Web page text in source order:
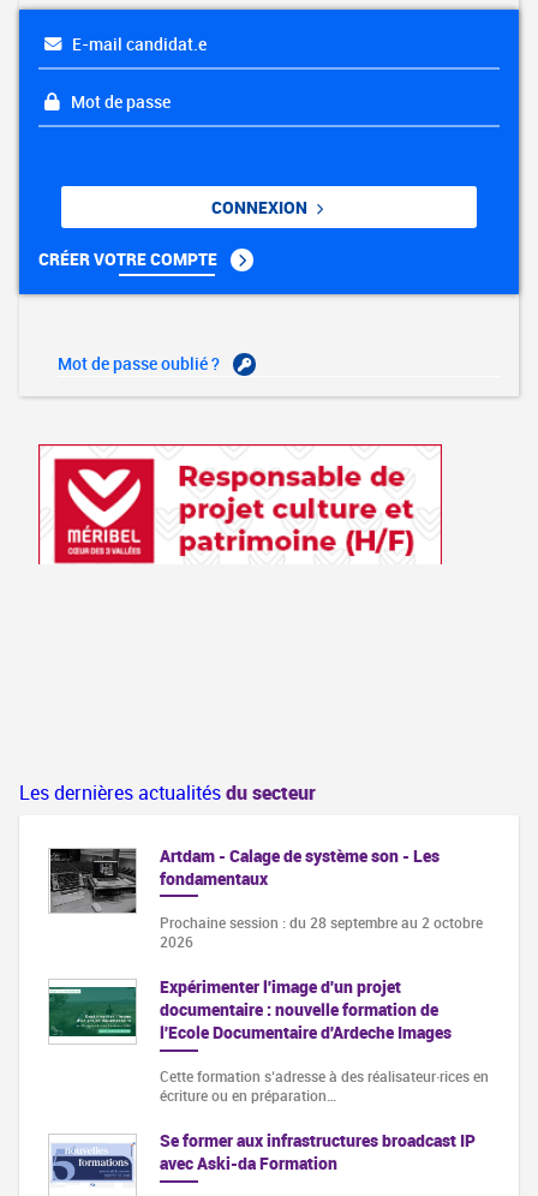
E-mail candidat.e
Mot de passe
CONNEXION
CRÉER VOTRE COMPTE
Mot de passe oublié ?
Les dernières actualitésdu secteur
Artdam - Calage de système son - Les
fondamentaux
Prochaine session : du 28 septembre au 2 octobre
2026
Expérimenter l'image d'un projet
documentaire : nouvelle formation de
l'Ecole Documentaire d'Ardeche Images
Cette formation s‘adresse à des réalisateur·rices en
écriture ou en préparation…
Se former aux infrastructures broadcast IP
avec Aski-da Formation